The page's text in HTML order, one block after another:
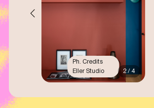
2 / 4
Ph. Credits
Eller Studio